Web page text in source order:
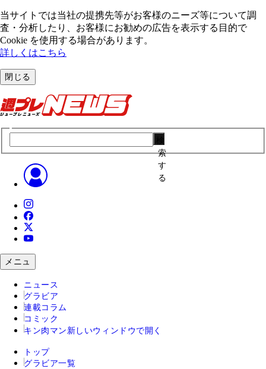
当サイトでは当社の提携先等がお客様のニーズ等について調
査・分析したり、お客様にお勧めの広告を表⽰する⽬的で
Cookie を使⽤する場合があります。
詳しくはこちら
閉じる
索
す
る
メニュ
ニュース
グラビア
連載コラム
コミック
キン肉マン 新しいウィンドウで開く
トップ
グラビア一覧